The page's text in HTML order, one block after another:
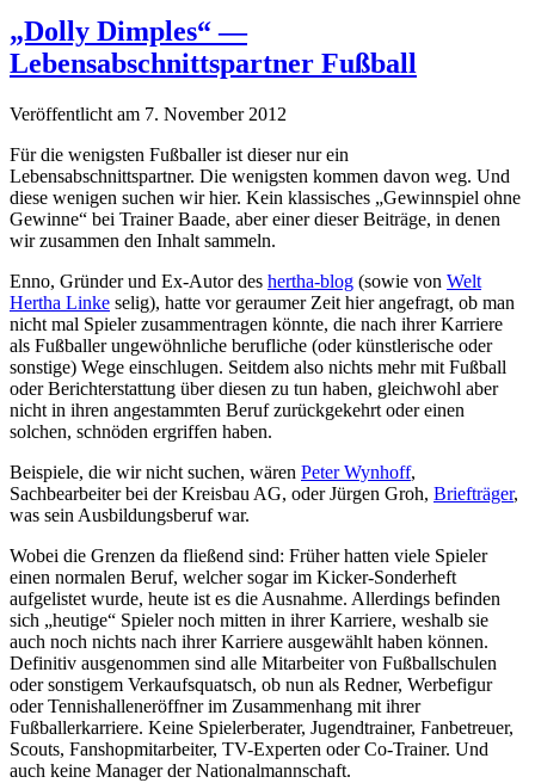
„Dolly Dimples“ —
Lebensabschnittspartner Fußball
Veröffentlicht am 7. November 2012
Für die wenigsten Fußballer ist dieser nur ein
Lebensabschnittspartner. Die wenigsten kommen davon weg. Und
diese wenigen suchen wir hier. Kein klassisches „Gewinnspiel ohne
Gewinne“ bei Trainer Baade, aber einer dieser Beiträge, in denen
wir zusammen den Inhalt sammeln.
Enno, Gründer und Ex-Autor des hertha-blog (sowie von Welt
Hertha Linke selig), hatte vor geraumer Zeit hier angefragt, ob man
nicht mal Spieler zusammentragen könnte, die nach ihrer Karriere
als Fußballer ungewöhnliche berufliche (oder künstlerische oder
sonstige) Wege einschlugen. Seitdem also nichts mehr mit Fußball
oder Berichterstattung über diesen zu tun haben, gleichwohl aber
nicht in ihren angestammten Beruf zurückgekehrt oder einen
solchen, schnöden ergriffen haben.
Beispiele, die wir nicht suchen, wären Peter Wynhoff,
Sachbearbeiter bei der Kreisbau AG, oder Jürgen Groh, Briefträger,
was sein Ausbildungsberuf war.
Wobei die Grenzen da fließend sind: Früher hatten viele Spieler
einen normalen Beruf, welcher sogar im Kicker-Sonderheft
aufgelistet wurde, heute ist es die Ausnahme. Allerdings befinden
sich „heutige“ Spieler noch mitten in ihrer Karriere, weshalb sie
auch noch nichts nach ihrer Karriere ausgewählt haben können.
Definitiv ausgenommen sind alle Mitarbeiter von Fußballschulen
oder sonstigem Verkaufsquatsch, ob nun als Redner, Werbefigur
oder Tennishalleneröffner im Zusammenhang mit ihrer
Fußballerkarriere. Keine Spielerberater, Jugendtrainer, Fanbetreuer,
Scouts, Fanshopmitarbeiter, TV-Experten oder Co-Trainer. Und
auch keine Manager der Nationalmannschaft.